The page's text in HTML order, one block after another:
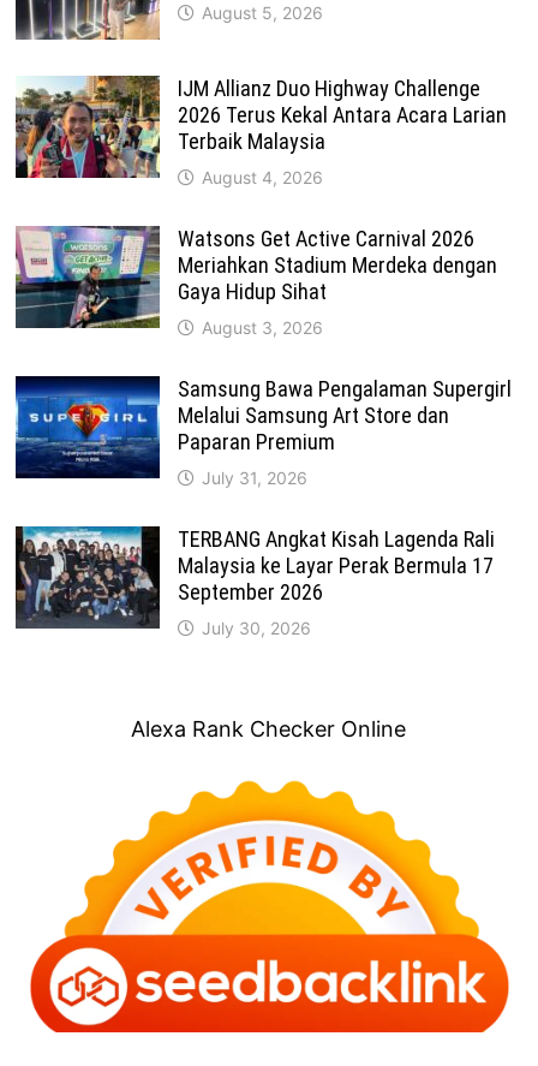
August 5, 2026
IJM Allianz Duo Highway Challenge
2026 Terus Kekal Antara Acara Larian
Terbaik Malaysia
August 4, 2026
Watsons Get Active Carnival 2026
Meriahkan Stadium Merdeka dengan
Gaya Hidup Sihat
August 3, 2026
Samsung Bawa Pengalaman Supergirl
Melalui Samsung Art Store dan
Paparan Premium
July 31, 2026
TERBANG Angkat Kisah Lagenda Rali
Malaysia ke Layar Perak Bermula 17
September 2026
July 30, 2026
Alexa Rank Checker Online